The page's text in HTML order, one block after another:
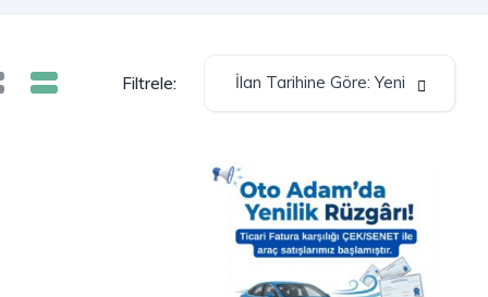
Filtrele: İlan Tarihine Göre: Yeni